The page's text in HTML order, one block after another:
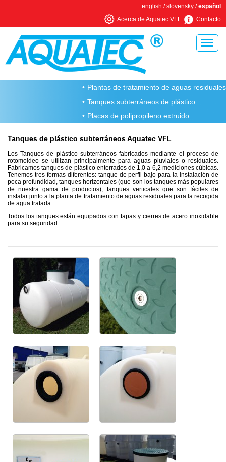
english /slovensky /español
Acerca de Aquatec VFL
Contacto
Plantas de tratamiento de aguas residuales
Tanques subterráneos de plástico
Placas de polipropileno extruido
Tanques de plástico subterráneos Aquatec VFL
Los Tanques de plástico subterráneos fabricados mediante el proceso de
rotomoldeo se utilizan principalmente para aguas pluviales o residuales.
Fabricamos tanques de plástico enterrados de 1,0 a 6,2 mediciones cúbicas.
Tenemos tres formas diferentes: tanque de perfil bajo para la instalación de
poca profundidad, tanques horizontales (que son los tanques más populares
de nuestra gama de productos), tanques verticales que son fáciles de
instalar junto a la planta de tratamiento de aguas residuales para la recogida
de agua tratada.
Todos los tanques están equipados con tapas y cierres de acero inoxidable
para su seguridad.
Inicio
Por qué elegir una PTAR Aquatec VFL
Somos miembros de
Plantas de tratamiento de aguas residuales residenciales
Plantas de tratamiento de aguas residuales AT
Plantas de tratamiento de aguas residuales AT PLUS
Comparación de las tecnologías AT, AT PLUS y AT MBBR
PTAR residencial - accesorios
PTAR residencial - entrega
Instalación y puesta en marcha
Unidades de Postratamiento ATF y ATFUV para plantas de
tratamiento de aguas residuales (PTAR)
Plantas de tratamiento de aguas residuales medianas
Plantas de tratamiento de aguas residuales ovaladas
Plantas de tratamiento de aguas residuales ovaladas con estación
de bombeo integrada
Plantas de tratamiento de aguas residuales ovaladas sobre el suelo
Referencias - PTAR hasta 250 PE